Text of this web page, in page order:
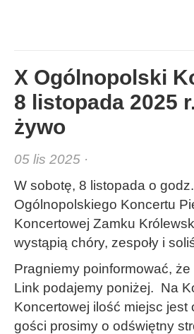
X Ogólnopolski
8 listopada 2025
żywo
05 lis 2025 ·
W sobotę, 8 listopada o
Ogólnopolskiego Koncertu
Koncertowej Zamku
wystąpią chóry, zespoły i
Pragniemy poinformować,
Link podajemy poniżej. Na
Koncertowej ilość miejsc
gości prosimy o odświętny